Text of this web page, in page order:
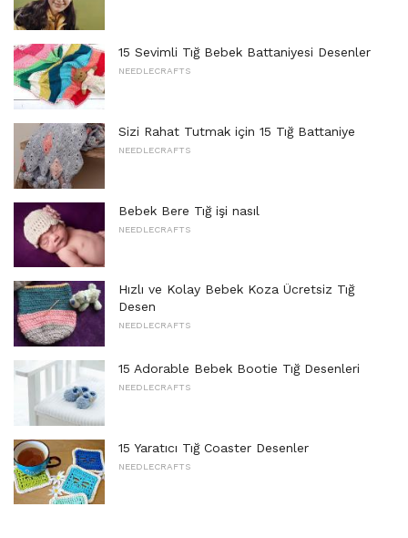
15 Sevimli Tığ Bebek Battaniyesi Desenler
NEEDLECRAFTS
Sizi Rahat Tutmak için 15 Tığ Battaniye
NEEDLECRAFTS
Bebek Bere Tığ işi nasıl
NEEDLECRAFTS
Hızlı ve Kolay Bebek Koza Ücretsiz Tığ
Desen
NEEDLECRAFTS
15 Adorable Bebek Bootie Tığ Desenleri
NEEDLECRAFTS
15 Yaratıcı Tığ Coaster Desenler
NEEDLECRAFTS